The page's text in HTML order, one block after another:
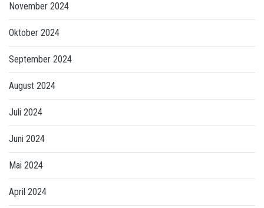
November 2024
Oktober 2024
September 2024
August 2024
Juli 2024
Juni 2024
Mai 2024
April 2024